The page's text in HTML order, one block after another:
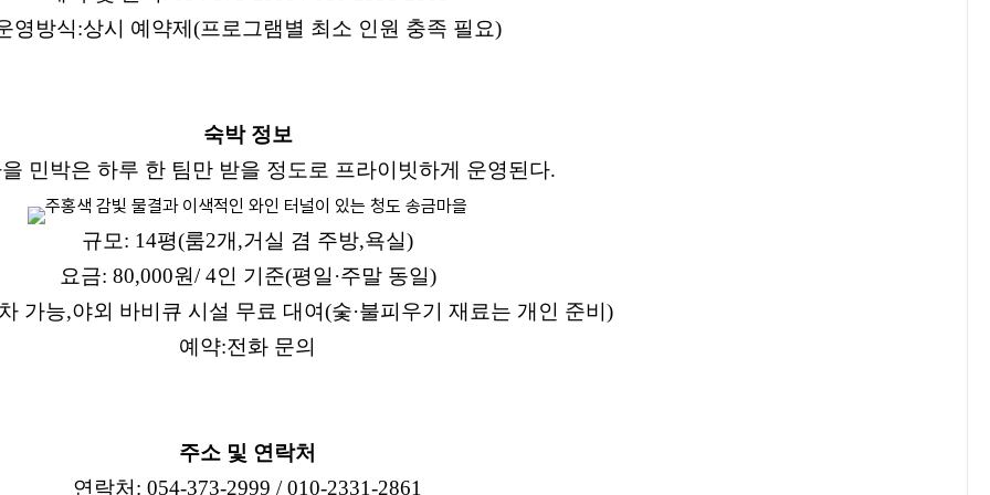
영방식:상시 예약제 (프로그램별 최소 인원 충족 필요)
숙박 정보
민박은 하루 한 팀만 받을 정도로 프라이빗하게 운영된다.
규모: 14평(룸2개 ,거실 겸 주방,욕실)
요금: 80,000원/ 4인 기준(평일 ·주말 동일)
가능,야외 바비큐 시설 무료 대여(숯·불피우기 재료는 개인 준비 )
예약:전화 문의
주소 및 연락처
연락처 : 054-373-2999 / 010-2331-2861